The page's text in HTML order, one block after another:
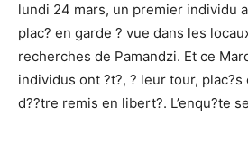
lundi 24 mars, un premier individu
plac? en garde ? vue dans les
recherches de Pamandzi. Et ce
individus ont ?t?, ? leur tour, plac?s
d??tre remis en libert?. L’enqu?te